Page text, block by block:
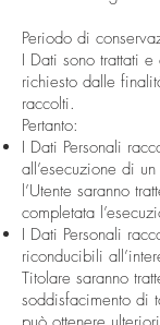
Periodo di
I Dati sono trattati
richiesto dalle
raccolti.
Pertanto:
I Dati Personali
all’esecuzione di
l’Utente saranno
completata
I Dati Personali
riconducibili
Titolare saranno
soddisfacimento di